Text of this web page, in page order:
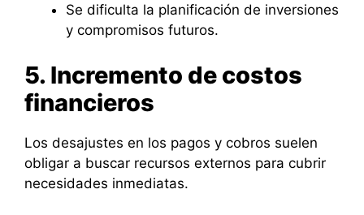
Se dificulta la planificación de inversiones
y compromisos futuros.
5. Incremento de costos
financieros
Los desajustes en los pagos y cobros suelen
obligar a buscar recursos externos para cubrir
necesidades inmediatas.